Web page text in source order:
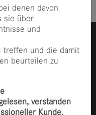
denen davon
sie über
und
treffen und die damit
beurteilen zu
verstanden
Kunde.